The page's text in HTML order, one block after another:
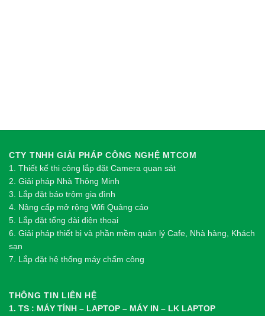
CTY TNHH GIẢI PHÁP CÔNG NGHỆ MTCOM
1. Thiết kế thi công lắp đặt Camera quan sát
2. Giải pháp Nhà Thông Minh
3. Lắp đặt báo trộm gia đình
4. Nâng cấp mở rộng Wifi Quảng cáo
5. Lắp đặt tổng đài điện thoại
6. Giải pháp thiết bị và phần mềm quản lý Cafe, Nhà hàng, Khách
sạn
7. Lắp đặt hệ thống máy chấm công
THÔNG TIN LIÊN HỆ
1. TS : MÁY TÍNH – LAPTOP – MÁY IN – LK LAPTOP